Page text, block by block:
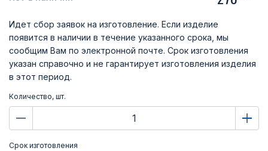
Идет сбор заявок на изготовление. Если изделие
появится в наличии в течение указанного срока, мы
сообщим Вам по электронной почте. Срок изготовления
указан справочно и не гарантирует изготовления изделия
в этот период.
Количество, шт.
Срок изготовления